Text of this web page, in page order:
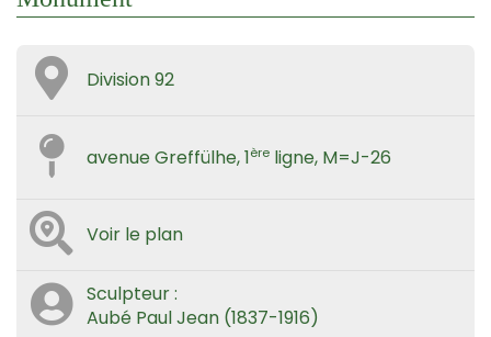
Division 92
avenue Greffülhe, 1ère ligne, M=J-26
Voir le plan
Sculpteur :
Aubé Paul Jean (1837-1916)